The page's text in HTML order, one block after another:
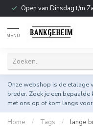
Open van Dinsdag t/m
MENU
Onze webshop is de etalage
breder. Zoek je een
met ons op of kom langs
Home / Tags / lange